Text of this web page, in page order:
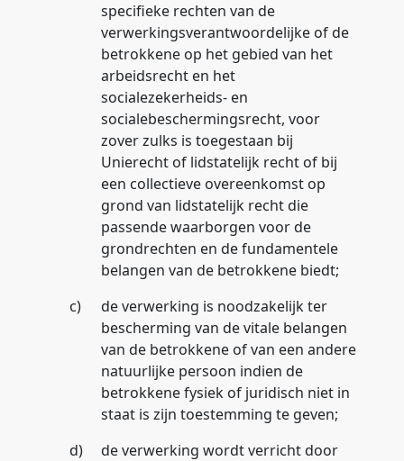
specifieke rechten van de
verwerkingsverantwoordelijke of de
betrokkene op het gebied van het
arbeidsrecht en het
socialezekerheids- en
socialebeschermingsrecht, voor
zover zulks is toegestaan bij
Unierecht of lidstatelijk recht of bij
een collectieve overeenkomst op
grond van lidstatelijk recht die
passende waarborgen voor de
grondrechten en de fundamentele
belangen van de betrokkene biedt;
c)
de verwerking is noodzakelijk ter
bescherming van de vitale belangen
van de betrokkene of van een andere
natuurlijke persoon indien de
betrokkene fysiek of juridisch niet in
staat is zijn toestemming te geven;
d)
de verwerking wordt verricht door